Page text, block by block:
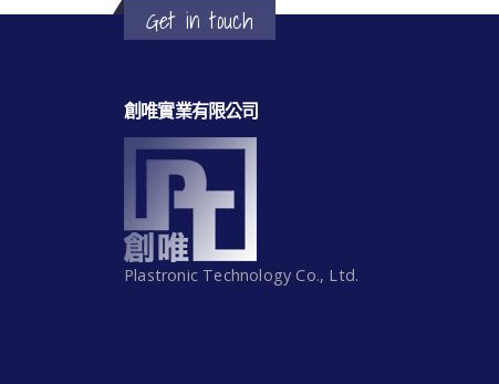
Get in touch
創唯實業有限公司
Plastronic Technology Co., Ltd.